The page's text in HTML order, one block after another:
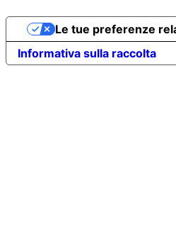
Informativa sulla raccolta
Le tue preferenze